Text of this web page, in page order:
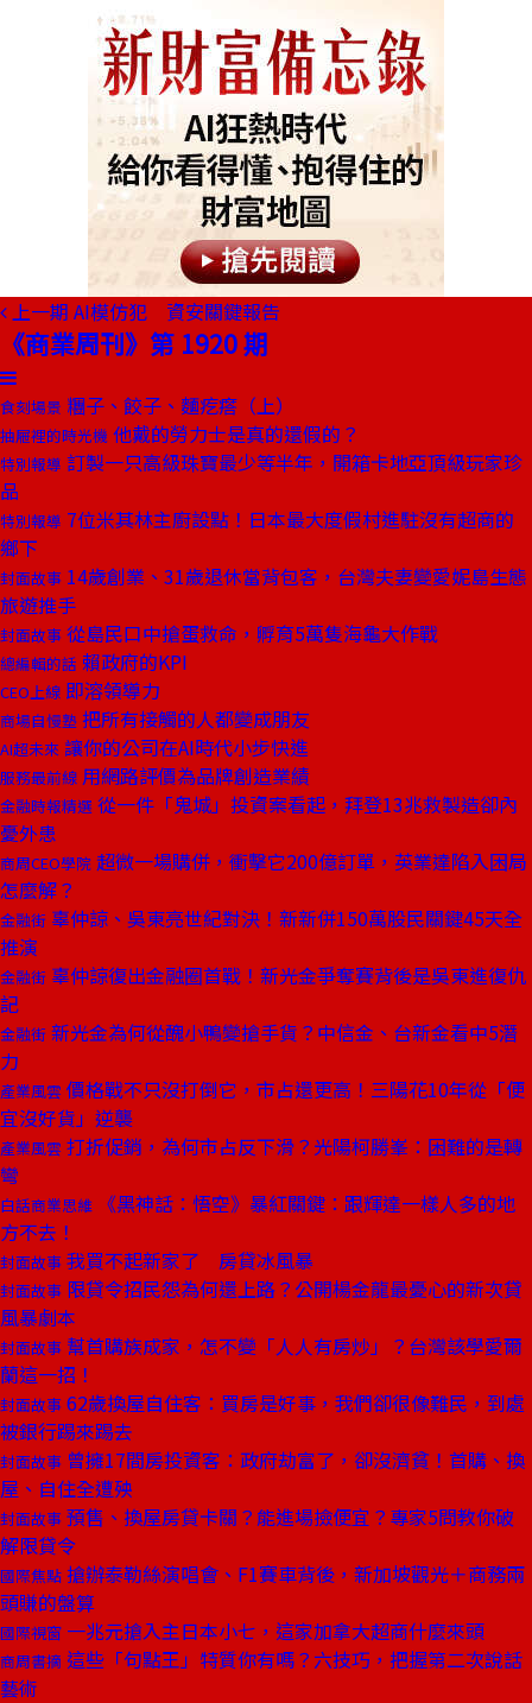
上一期 AI模仿犯 資安關鍵報告
《商業周刊》第 1920 期
食刻場景 糰子、餃子、麵疙瘩（上）
抽屜裡的時光機 他戴的勞力士是真的還假的？
特別報導 訂製一只高級珠寶最少等半年，開箱卡地亞頂級玩家珍
品
特別報導 7位米其林主廚設點！日本最大度假村進駐沒有超商的
鄉下
封面故事 14歲創業、31歲退休當背包客，台灣夫妻變愛妮島生態
旅遊推手
封面故事 從島民口中搶蛋救命，孵育5萬隻海龜大作戰
總編輯的話 賴政府的KPI
CEO上線 即溶領導力
商場自慢塾 把所有接觸的人都變成朋友
AI超未來 讓你的公司在AI時代小步快進
服務最前線 用網路評價為品牌創造業績
金融時報精選 從一件「鬼城」投資案看起，拜登13兆救製造卻內
憂外患
商周CEO學院 超微一場購併，衝擊它200億訂單，英業達陷入困局
怎麼解？
金融街 辜仲諒、吳東亮世紀對決！新新併150萬股民關鍵45天全
推演
金融街 辜仲諒復出金融圈首戰！新光金爭奪賽背後是吳東進復仇
記
金融街 新光金為何從醜小鴨變搶手貨？中信金、台新金看中5潛
力
產業風雲 價格戰不只沒打倒它，市占還更高！三陽花10年從「便
宜沒好貨」逆襲
產業風雲 打折促銷，為何市占反下滑？光陽柯勝峯：困難的是轉
彎
白話商業思維
《黑神話：悟空》暴紅關鍵：跟輝達一樣人多的地
方不去！
封面故事 我買不起新家了 房貸冰風暴
封面故事 限貸令招民怨為何還上路？公開楊金龍最憂心的新次貸
風暴劇本
封面故事 幫首購族成家，怎不變「人人有房炒」？台灣該學愛爾
蘭這一招！
封面故事 62歲換屋自住客：買房是好事，我們卻很像難民，到處
被銀行踢來踢去
封面故事 曾擁17間房投資客：政府劫富了，卻沒濟貧！首購、換
屋、自住全遭殃
封面故事 預售、換屋房貸卡關？能進場撿便宜？專家5問教你破
解限貸令
國際焦點 搶辦泰勒絲演唱會、F1賽車背後，新加坡觀光＋商務兩
頭賺的盤算
國際視窗 一兆元搶入主日本小七，這家加拿大超商什麼來頭
商周書摘 這些「句點王」特質你有嗎？六技巧，把握第二次說話
藝術